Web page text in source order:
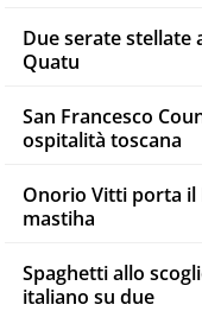
Due serate stellate
Quatu
San Francesco
ospitalità toscana
Onorio Vitti porta il
mastiha
Spaghetti allo
italiano su due